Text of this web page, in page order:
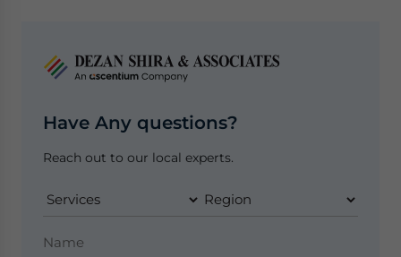
Have Any questions?
Reach out to our local experts.